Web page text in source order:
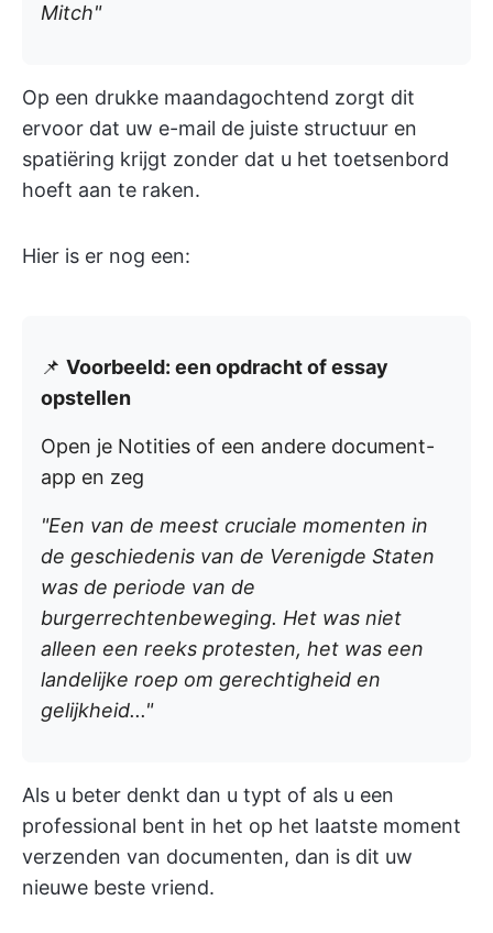
Mitch"
Op een drukke maandagochtend zorgt dit
ervoor dat uw e-mail de juiste structuur en
spatiëring krijgt zonder dat u het toetsenbord
hoeft aan te raken.
Hier is er nog een:
📌 Voorbeeld: een opdracht of essay
opstellen
Open je Notities of een andere document-
app en zeg
"Een van de meest cruciale momenten in
de geschiedenis van de Verenigde Staten
was de periode van de
burgerrechtenbeweging. Het was niet
alleen een reeks protesten, het was een
landelijke roep om gerechtigheid en
gelijkheid..."
Als u beter denkt dan u typt of als u een
professional bent in het op het laatste moment
verzenden van documenten, dan is dit uw
nieuwe beste vriend.